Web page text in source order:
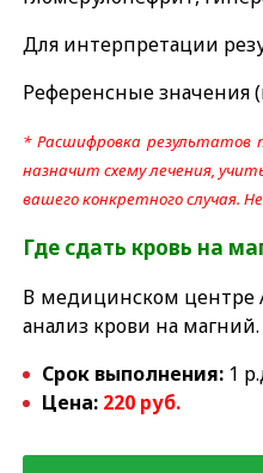
Для интерпретации
Референсные значения
* Расшифровка результатов
назначит схему лечения,
вашего конкретного случая.
Где сдать кровь на
В медицинском центре
анализ крови на
Срок выполнения: 1
Цена: 220 руб.